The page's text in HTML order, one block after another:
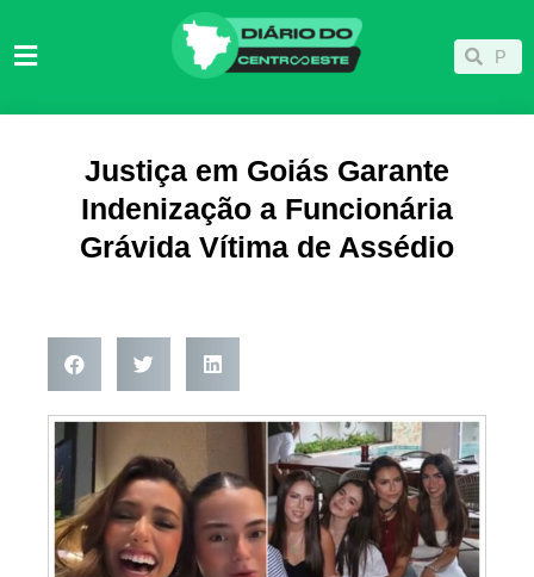
para
Pesquisar
Justiça em Goiás Garante
Indenização a Funcionária
Grávida Vítima de Assédio